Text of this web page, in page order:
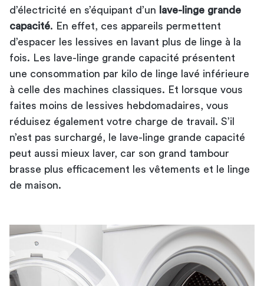
d’électricité en s’équipant d’un
lave-linge grande
capacité. En effet, ces appareils permettent
d’espacer les lessives en lavant plus de linge à la
fois. Les lave-linge grande capacité présentent
une consommation par kilo de linge lavé inférieure
à celle des machines classiques. Et lorsque vous
faites moins de lessives hebdomadaires, vous
réduisez également votre charge de travail. S’il
n’est pas surchargé, le lave-linge grande capacité
peut aussi mieux laver, car son grand tambour
brasse plus efficacement les vêtements et le
linge
de maison.